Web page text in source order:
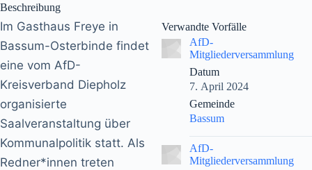
Beschreibung
Im Gasthaus Freye in
Bassum-Osterbinde findet
eine vom AfD-
Kreisverband Diepholz
organisierte
Saalveranstaltung über
Kommunalpolitik statt. Als
Redner*innen treten
Verwandte Vorfälle
AfD-
Mitgliederversammlung
Datum
7. April 2024
Gemeinde
Bassum
AfD-
Mitgliederversammlung